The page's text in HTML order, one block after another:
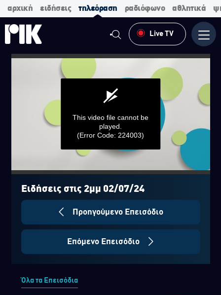
αρχική ειδήσεις τηλεόραση ραδιόφωνο αθλητικά
Live TV
0
seconds
seconds
This video file cannot be
played.
(Error Code: 224003)
Ειδήσεις στις 2μμ 02/07/24
Προηγούμενο Επεισόδιο
Επόμενο Επεισόδιο
Όλα τα Επεισόδια